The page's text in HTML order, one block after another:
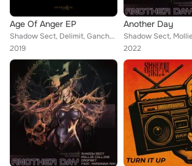
Age Of Anger EP
Shadow Sect, Delimit, Gancher & Ruin
2019
Another Day
2022